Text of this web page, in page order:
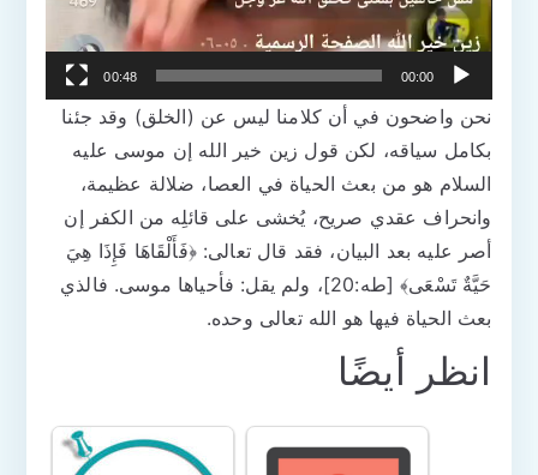
00:00
00:48
نحن واضحون في أن كلامنا ليس عن (الخلق) وقد جئنا
بكامل سياقه، لكن قول زين خير الله إن موسى عليه
السلام هو من بعث الحياة في العصا، ضلالة عظيمة،
وانحراف عقدي صريح، يُخشى على قائلِه من الكفر إن
أصر عليه بعد البيان، فقد قال تعالى: ﴿فَأَلْقَاهَا فَإِذَا هِيَ
حَيَّةٌ تَسْعَى﴾ [طه:20]، ولم يقل: فأحياها موسى. فالذي
بعث الحياة فيها هو الله تعالى وحده.
انظر أيضًا